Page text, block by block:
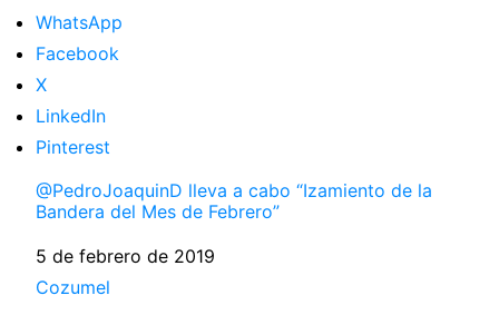
WhatsApp
Facebook
X
LinkedIn
Pinterest
@PedroJoaquinD lleva a cabo “Izamiento de la
Bandera del Mes de Febrero”
Fecha
5 de febrero de 2019
Respecto a
Cozumel